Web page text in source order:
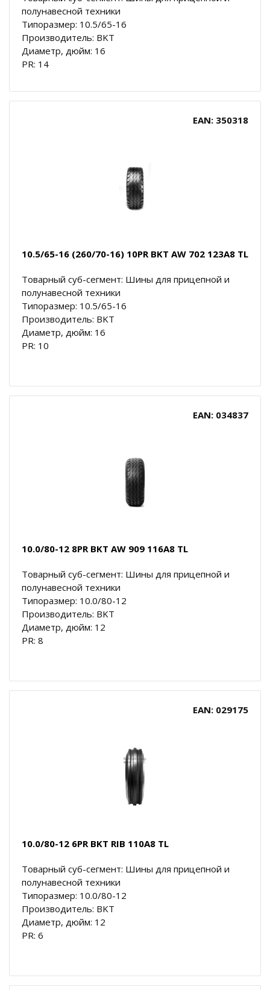
полунавесной техники
Типоразмер: 10.5/65-16
Производитель: BKT
Диаметр, дюйм: 16
PR: 14
EAN: 350318
10.5/65-16 (260/70-16) 10PR BKT AW 702 123A8 TL
Товарный суб-сегмент: Шины для прицепной и
полунавесной техники
Типоразмер: 10.5/65-16
Производитель: BKT
Диаметр, дюйм: 16
PR: 10
EAN: 034837
10.0/80-12 8PR BKT AW 909 116A8 TL
Товарный суб-сегмент: Шины для прицепной и
полунавесной техники
Типоразмер: 10.0/80-12
Производитель: BKT
Диаметр, дюйм: 12
PR: 8
EAN: 029175
10.0/80-12 6PR BKT RIB 110A8 TL
Товарный суб-сегмент: Шины для прицепной и
полунавесной техники
Типоразмер: 10.0/80-12
Производитель: BKT
Диаметр, дюйм: 12
PR: 6